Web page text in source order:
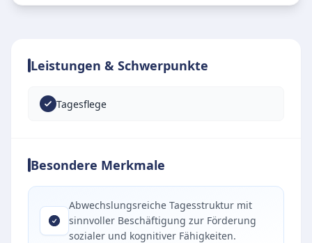
Leistungen & Schwerpunkte
Tagesflege
Besondere Merkmale
Abwechslungsreiche Tagesstruktur mit
sinnvoller Beschäftigung zur Förderung
sozialer und kognitiver Fähigkeiten.